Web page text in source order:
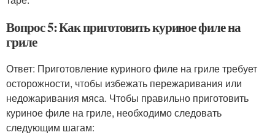
Вопрос 5: Как приготовить куриное филе на
гриле
Ответ: Приготовление куриного филе на гриле требует
осторожности, чтобы избежать пережаривания или
недожаривания мяса. Чтобы правильно приготовить
куриное филе на гриле, необходимо следовать
следующим шагам: